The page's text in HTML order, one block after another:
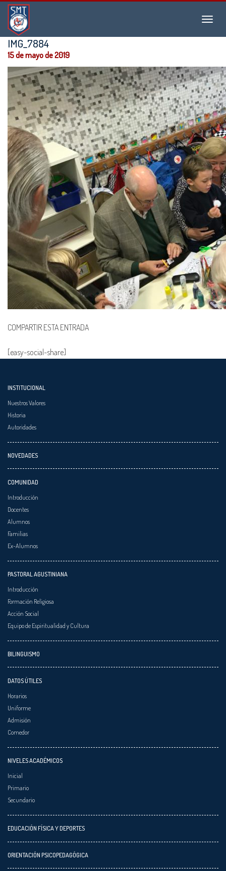
Menu
Instituto
San
Martín
de
Tours
IMG_7884
15 de mayo de 2019
COMPARTIR ESTA ENTRADA
[easy-social-share]
INSTITUCIONAL
Nuestros Valores
Historia
Autoridades
NOVEDADES
COMUNIDAD
Introducción
Docentes
Alumnos
Familias
Ex-Alumnos
PASTORAL AGUSTINIANA
Introducción
Formación Religiosa
Acción Social
Equipo de Espiritualidad y Cultura
BILINGUISMO
DATOS ÚTILES
Horarios
Uniforme
Admisión
Comedor
NIVELES ACADÉMICOS
Inicial
Primario
Secundario
EDUCACIÓN FÍSICA Y DEPORTES
ORIENTACIÓN PSICOPEDAGÓGICA